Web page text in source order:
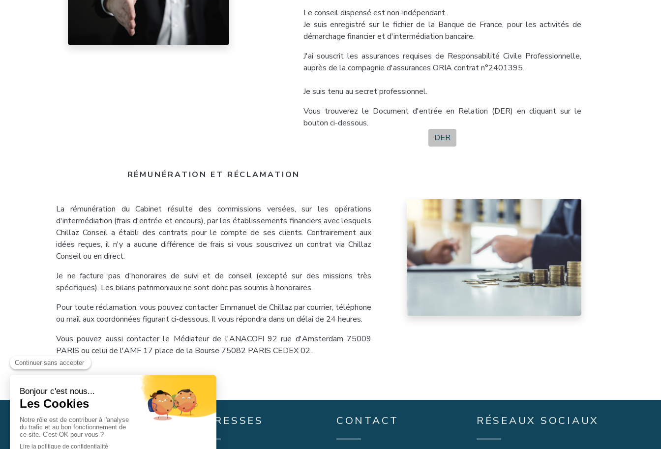
Le conseil dispensé est non-indépendant.
Je suis enregistré sur le fichier de la Banque de France, pour les activités de
démarchage financier et d'intermédiation bancaire.
J'ai souscrit les assurances requises de Responsabilité Civile Professionnelle,
auprès de la compagnie d'assurances ORIA contrat n°2401395.
Je suis tenu au secret professionnel.
Vous trouverez le Document d'entrée en Relation (DER) en cliquant sur le
bouton ci-dessous.
DER
RÉMUNÉRATION ET RÉCLAMATION
La rémunération du Cabinet résulte des commissions versées, sur les opérations
d'intermédiation (frais d'entrée et encours), par les établissements financiers avec lesquels
Chillaz Conseil a établi des contrats pour le compte de ses clients. Contrairement aux
idées reçues, il n'y a aucune différence de frais si vous souscrivez un contrat via Chillaz
Conseil ou en direct.
Je ne facture pas d'honoraires de suivi et de conseil (excepté sur des missions très
spécifiques). Les bilans patrimoniaux ne sont donc pas soumis à honoraires.
Pour toute réclamation, vous pouvez contacter Emmanuel de Chillaz par courrier, téléphone
ou mail aux coordonnées figurant ci-dessous. Il vous répondra dans un délai de 24 heures.
Vous pouvez aussi contacter le Médiateur de l'ANACOFI 92 rue d'Amsterdam 75009
PARIS ou celui de l'AMF 17 place de la Bourse 75082 PARIS CEDEX 02.
ADRESSES CONTACT RÉSEAUX SOCIAUX